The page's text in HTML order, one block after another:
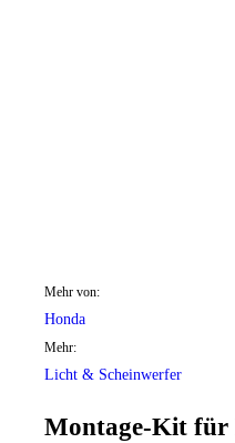
Mehr von:
Honda
Mehr:
Licht & Scheinwerfer
Montage-Kit für